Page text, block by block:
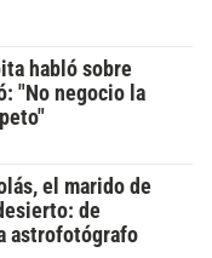
habló sobre
"No negocio la
el marido de
de
astrofotógrafo